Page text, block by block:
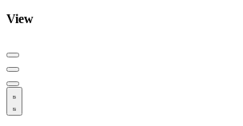
View